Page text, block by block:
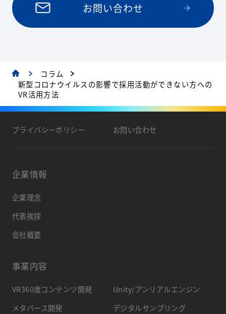
お問い合わせ
コラム
新型コロナウイルスの影響で採用活動ができない方への
VR活用方法
プライバシーポリシー お問い合わせ
企業情報
企業理念
代表挨拶
会社概要
事業内容
VR360度コンテンツ開発
Unity/アンリアルエンジン
メタバース開発
デジタルサンプリング